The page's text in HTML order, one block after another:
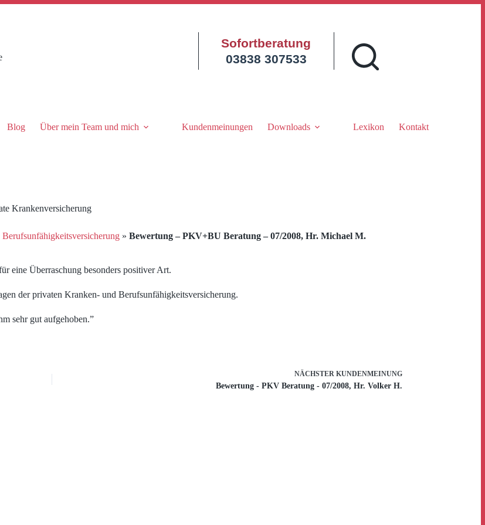
Sofortberatung
03838 307533
Blog Über mein Team und mich Kundenmeinungen Downloads Lexikon Kontakt
Krankenversicherung
Berufsunfähigkeitsversicherung » Bewertung – PKV+BU Beratung – 07/2008, Hr. Michael M.
eine Überraschung besonders positiver Art.
der privaten Kranken- und Berufsunfähigkeitsversicherung.
sehr gut aufgehoben.”
NÄCHSTER KUNDENMEINUNG
Bewertung - PKV Beratung - 07/2008, Hr. Volker H.